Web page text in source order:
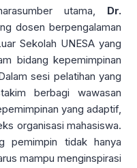
utama, Dr.
dosen berpengalaman
Sekolah UNESA yang
bidang kepemimpinan
sesi pelatihan yang
berbagi wawasan
yang adaptif,
organisasi mahasiswa.
pemimpin tidak hanya
mampu menginspirasi